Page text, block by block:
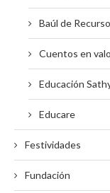
Baúl de
Cuentos en
Educación
Educare
Festividades
Fundación